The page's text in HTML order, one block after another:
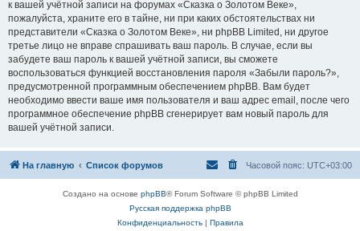
к вашей учётной записи на форумах «Сказка о Золотом Веке»,
пожалуйста, храните его в тайне, ни при каких обстоятельствах ни
представители «Сказка о Золотом Веке», ни phpBB Limited, ни другое
третье лицо не вправе спрашивать ваш пароль. В случае, если вы
забудете ваш пароль к вашей учётной записи, вы сможете
воспользоваться функцией восстановления пароля «Забыли пароль?»,
предусмотренной программным обеспечением phpBB. Вам будет
необходимо ввести ваше имя пользователя и ваш адрес email, после чего
программное обеспечение phpBB сгенерирует вам новый пароль для
вашей учётной записи.
На главную Список форумов Часовой пояс: UTC+03:00
Создано на основе phpBB® Forum Software © phpBB Limited
Русская поддержка phpBB
Конфиденциальность| Правила